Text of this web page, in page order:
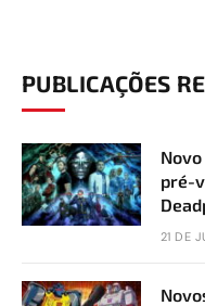
PUBLICAÇÕES
pré-
21 DE